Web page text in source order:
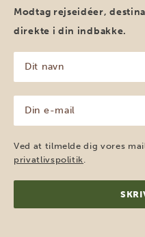
Modtag rejseidéer,
direkte i din indbakke.
navn
(Påkrævet)
mail
(Påkrævet)
Ved at tilmelde dig vores
privatlivspolitik.